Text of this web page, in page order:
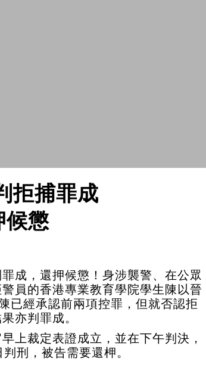
拒捕罪成
候懲
成，還押候懲！身涉襲警、在公眾
員的香港專業教育學院學生陳以晉
已經承認前兩項控罪，但就否認拒
亦判罪成。
上裁定表證成立，並在下午判決，
刑，被告需要還柙。